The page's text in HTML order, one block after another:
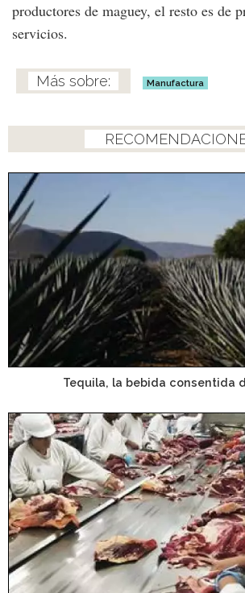
productores de maguey, el resto es de
servicios.
Manufactura
Tequila, la bebida consentida